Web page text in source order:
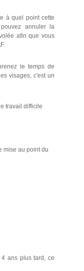
à quel point cette
annuler la
afin que vous
le temps de
visages, c'est un
travail difficile
mise au point du
ans plus tard, ce